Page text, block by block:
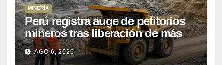
MINERÍA
Perú registra auge de petitorios
mineros tras liberación de más
de mil concesiones para explorar
cobre y oro
AGO 6, 2026